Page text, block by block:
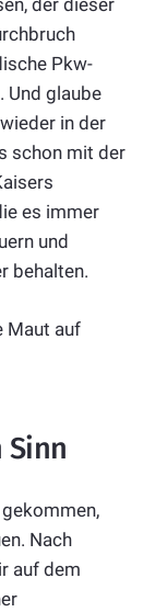
der dieser
Pkw-
Und glaube
in der
schon mit der
es immer
und
behalten.
Maut auf
Nach
auf dem